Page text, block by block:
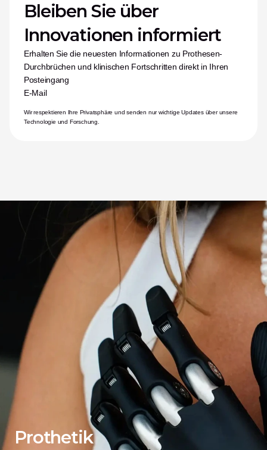
Bleiben Sie über
Innovationen informiert
Erhalten Sie die neuesten Informationen zu Prothesen-
Durchbrüchen und klinischen Fortschritten direkt in Ihren
Posteingang
E-Mail
Wir respektieren Ihre Privatsphäre und senden nur wichtige Updates über unsere
Technologie und Forschung.
Prothetik